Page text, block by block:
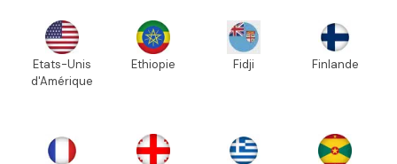
Etats-Unis
d'Amérique
Ethiopie Fidji Finlande